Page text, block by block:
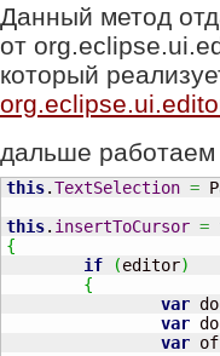
Данный метод
от
который
дальше
this.TextSelection =
this. insertToCursor =
{
if
(editor)
{
var
var
var